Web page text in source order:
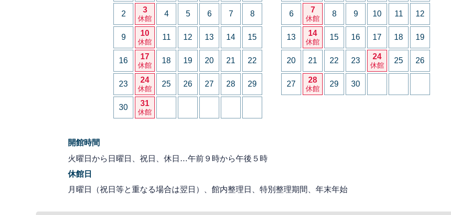
2 3
休館
4 5 6 7 8
9 10
休館
11 12 13 14 15
16 17
休館
18 19 20 21 22
23 24
休館
25 26 27 28 29
30 31
休館
6 7
休館
8 9 10 11 12
13 14
休館
15 16 17 18 19
20 21 22 23 24
休館
25 26
27 28
休館
29 30
開館時間
火曜日から日曜日、祝日、休日…午前９時から午後５時
休館日
月曜日（祝日等と重なる場合は翌日）、館内整理日、特別整理期間、年末年始